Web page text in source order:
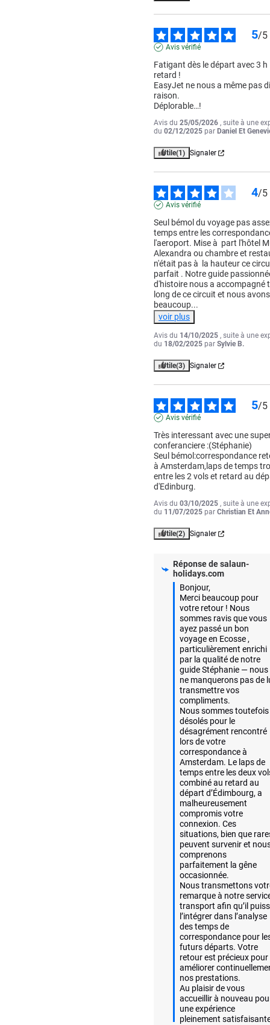
5/5
Avis vérifié
Fatigant dès le départ avec 3 h
retard !
EasyJet ne nous a même pas
raison.
Déplorable…!
Avis du25/05/2026 , suite à une
du02/12/2025 par Daniel Et
Utile(1) Signaler
4/5
Avis vérifié
Seul bémol du voyage pas
temps entre les
l'aeroport. Mise à  part l'hôtel
Alexandra ou chambre et
n'était pas à  la hauteur ce
parfait . Notre guide
d'histoire nous a accompagné
long de ce circuit et nous avons
beaucoup...
voir plus
Avis du 14/10/2025 , suite à une
du 18/02/2025 parSylvie B.
Utile(3) Signaler
5/5
Avis vérifié
Très interessant avec une
conferanciere :(Stéphanie)
Seul bémol:correspondance
à Amsterdam,laps de temps
entre les 2 vols et retard au
d'Edinburg.
Avis du03/10/2025 , suite à une
du 11/07/2025 parChristian Et
Utile(2) Signaler
Réponse desalaun-
holidays.com
Bonjour,
Merci beaucoup pour
votre retour ! Nous
sommes ravis que vous
ayez passé un bon
voyage en Ecosse ,
particulièrement enrichi
par la qualité de notre
guide Stéphanie — nous
ne manquerons pas de
transmettre vos
compliments.
Nous sommes toutefois
désolés pour le
désagrément rencontré
lors de votre
correspondance à
Amsterdam. Le laps de
temps entre les deux
combiné au retard au
départ d’Édimbourg, a
malheureusement
compromis votre
connexion. Ces
situations, bien que
peuvent survenir et
comprenons
parfaitement la gêne
occasionnée.
Nous transmettons
remarque à notre
transport afin qu’il
l’intégrer dans l’analyse
des temps de
correspondance pour
futurs départs. Votre
retour est précieux pour
améliorer
nos prestations.
Au plaisir de vous
accueillir à nouveau
une expérience
pleinement